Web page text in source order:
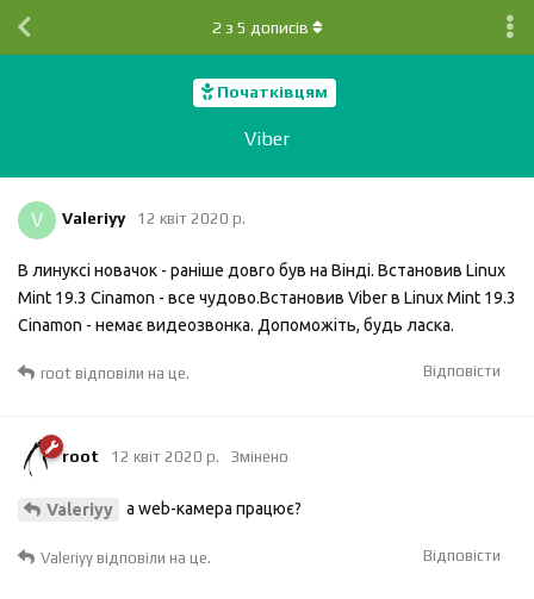
Початківцям
Viber
2 з 5 дописів
V Valeriyy 12 квiт 2020 р.
В линуксі новачок - раніше довго був на Вінді. Встановив Linux
Mint 19.3 Cinamon - все чудово.Встановив Viber в Linux Mint 19.3
Cinamon - немає видеозвонка. Допоможіть, будь ласка.
Відповісти
root відповіли на це.
root 12 квiт 2020 р. Змінено
Valeriyy а web-камера працює?
Відповісти
Valeriyy відповіли на це.